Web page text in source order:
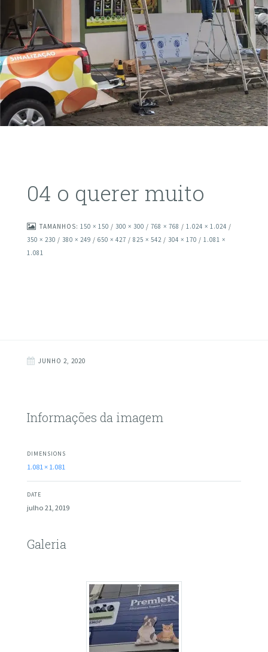
04 o querer muito
TAMANHOS: 150 × 150 / 300 × 300 / 768 × 768 / 1.024 × 1.024 /
350 × 230 / 380 × 249 / 650 × 427 / 825 × 542 / 304 × 170 / 1.081 ×
1.081
JUNHO 2, 2020
Informações da imagem
DIMENSIONS
1.081 × 1.081
DATE
julho 21, 2019
Galeria